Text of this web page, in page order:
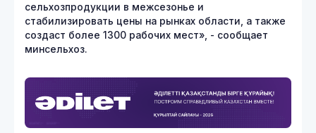
сельхозпродукции в межсезонье и
стабилизировать цены на рынках области, а также
создаст более 1300 рабочих мест», - сообщает
минсельхоз.